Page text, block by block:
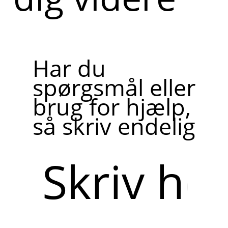
Har du
spørgsmål eller
brug for hjælp,
så skriv endelig
her